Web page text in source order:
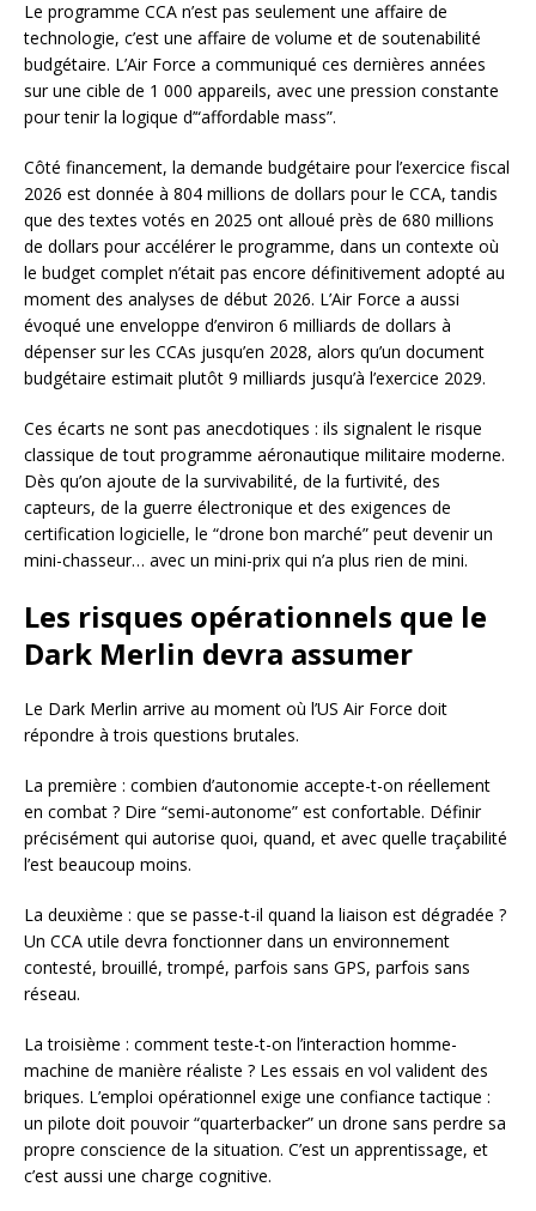
Le programme CCA n’est pas seulement une affaire de
technologie, c’est une affaire de volume et de soutenabilité
budgétaire. L’Air Force a communiqué ces dernières années
sur une cible de 1 000 appareils, avec une pression constante
pour tenir la logique d’“affordable mass”.
Côté financement, la demande budgétaire pour l’exercice fiscal
2026 est donnée à 804 millions de dollars pour le CCA, tandis
que des textes votés en 2025 ont alloué près de 680 millions
de dollars pour accélérer le programme, dans un contexte où
le budget complet n’était pas encore définitivement adopté au
moment des analyses de début 2026. L’Air Force a aussi
évoqué une enveloppe d’environ 6 milliards de dollars à
dépenser sur les CCAs jusqu’en 2028, alors qu’un document
budgétaire estimait plutôt 9 milliards jusqu’à l’exercice 2029.
Ces écarts ne sont pas anecdotiques : ils signalent le risque
classique de tout programme aéronautique militaire moderne.
Dès qu’on ajoute de la survivabilité, de la furtivité, des
capteurs, de la guerre électronique et des exigences de
certification logicielle, le “drone bon marché” peut devenir un
mini-chasseur… avec un mini-prix qui n’a plus rien de mini.
Les risques opérationnels que le
Dark Merlin devra assumer
Le Dark Merlin arrive au moment où l’US Air Force doit
répondre à trois questions brutales.
La première : combien d’autonomie accepte-t-on réellement
en combat ? Dire “semi-autonome” est confortable. Définir
précisément qui autorise quoi, quand, et avec quelle traçabilité
l’est beaucoup moins.
La deuxième : que se passe-t-il quand la liaison est dégradée ?
Un CCA utile devra fonctionner dans un environnement
contesté, brouillé, trompé, parfois sans GPS, parfois sans
réseau.
La troisième : comment teste-t-on l’interaction homme-
machine de manière réaliste ? Les essais en vol valident des
briques. L’emploi opérationnel exige une confiance tactique :
un pilote doit pouvoir “quarterbacker” un drone sans perdre sa
propre conscience de la situation. C’est un apprentissage, et
c’est aussi une charge cognitive.